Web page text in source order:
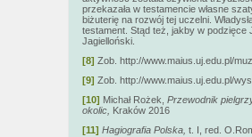
przekazała w testamencie własne
biżuterię na rozwój tej uczelni.
testament. Stąd też, jakby w podzięce
Jagielloński.
[8] Zob. http://www.maius.uj.edu.pl/
[9] Zob. http://www.maius.uj.edu.pl/
[10] Michał Rożek, Przewodnik
okolic, Kraków 2016
[11] Hagiografia Polska, t. I, red.